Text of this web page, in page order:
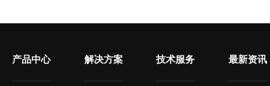
产品中心 解决方案 技术服务 最新资讯